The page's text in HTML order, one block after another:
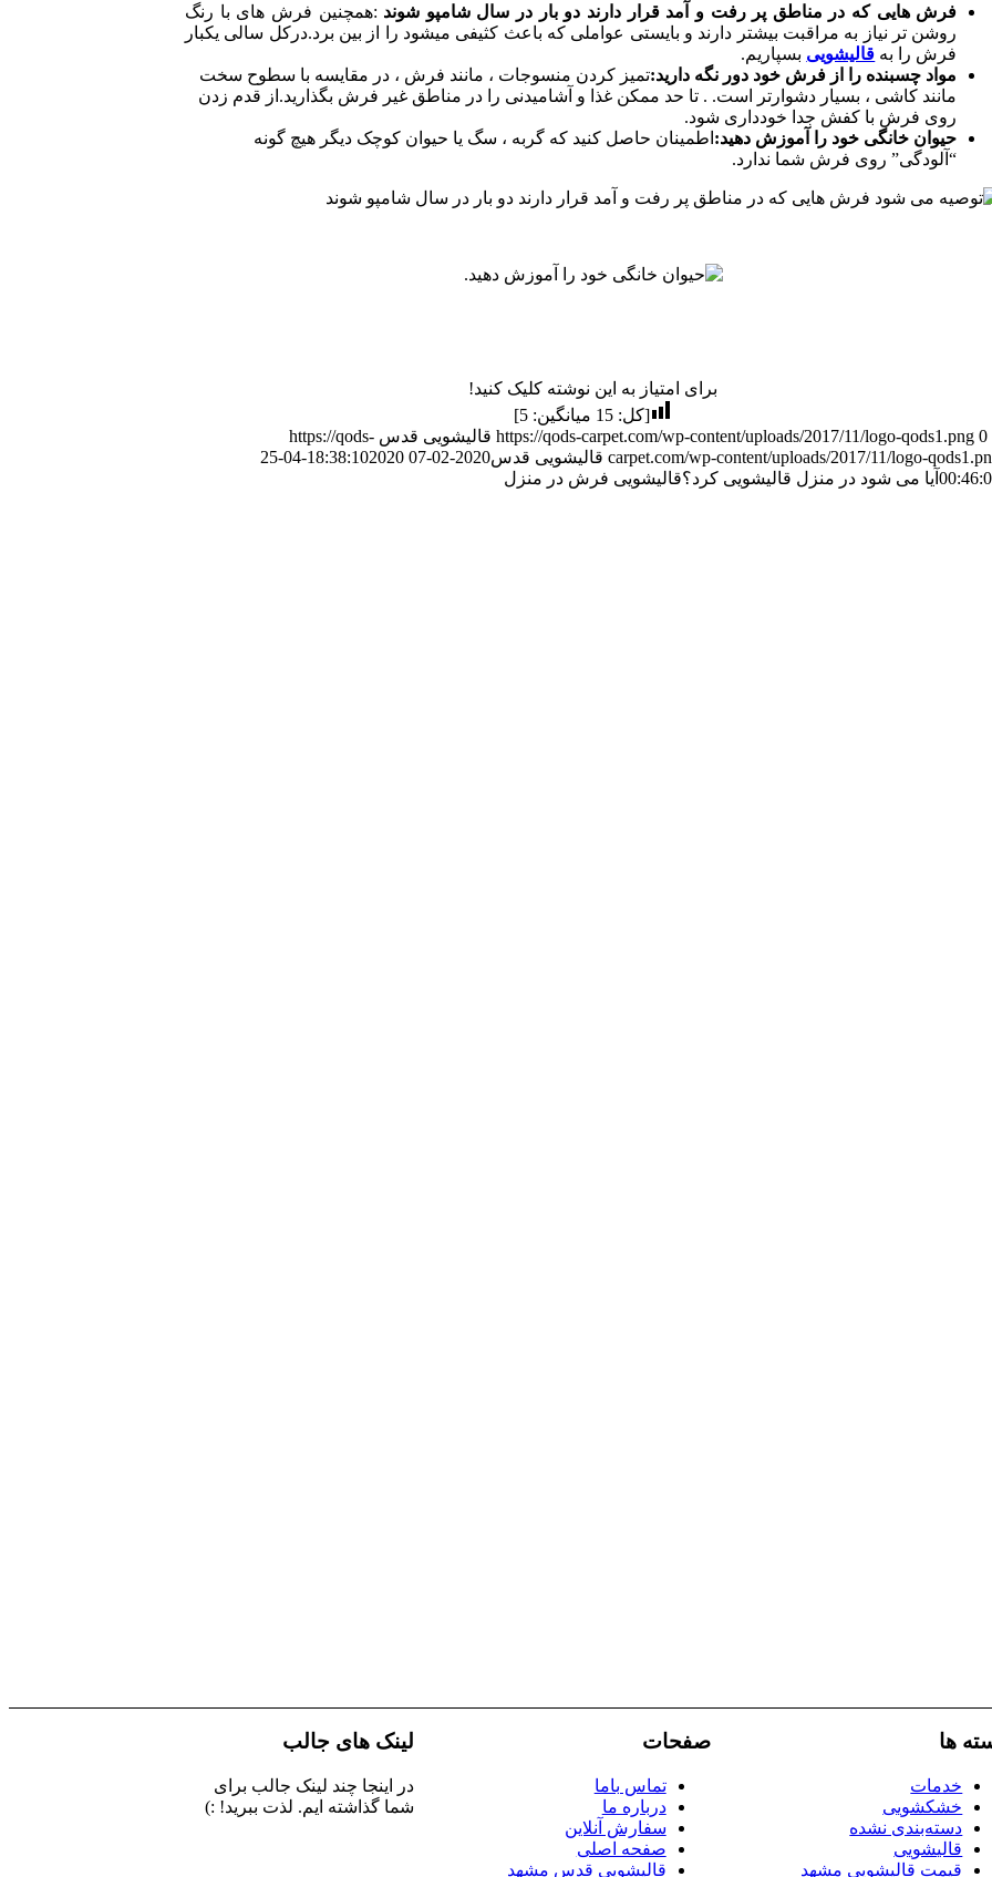
فرش هایی که در مناطق پر رفت و آمد قرار دارند دو بار در سال شامپو شوند :همچنین فرش های با رنگ
روشن تر نیاز به مراقبت بیشتر دارند و بایستی عواملی که باعث کثیفی میشود را از بین برد.درکل سالی یکبار
فرش را به قالیشویی بسپاریم.
مواد چسبنده را از فرش خود دور نگه دارید:تمیز کردن منسوجات ، مانند فرش ، در مقایسه با سطوح سخت
مانند کاشی ، بسیار دشوارتر است. . تا حد ممکن غذا و آشامیدنی را در مناطق غیر فرش بگذارید.از قدم زدن
روی فرش با کفش جدا خودداری شود.
حیوان خانگی خود را آموزش دهید: اطمینان حاصل کنید که گربه ، سگ یا حیوان کوچک دیگر هیچ گونه
“آلودگی” روی فرش شما ندارد.
برای امتیاز به این نوشته کلیک کنید!
[کل: 15 میانگین: 5
]
https://qods-carpet.com/wp-content/uploads/2017/11/logo-qods1.png 0 قالیشویی قدس https://qods-
carpet.com/wp-content/uploads/2017/11/logo- قالیشویی قدس2020-02-07 18:38:10
2020-04-25
آیا می شود در منزل قالیشویی کرد؟قالیشویی فرش در منزل
لینک های جالب
در اینجا چند لینک جالب برای
شما گذاشته ایم. لذت ببرید! :)
صفحات
تماس باما
درباره ما
سفارش آنلاین
صفحه اصلی
قالیشویی قدس مشهد
ها
خدمات
خشکشویی
دسته‌بندی نشده
قالیشویی
قیمت قالیشویی مشهد